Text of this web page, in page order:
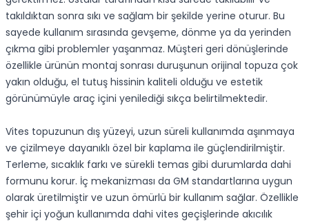
takıldıktan sonra sıkı ve sağlam bir şekilde yerine oturur. Bu
sayede kullanım sırasında gevşeme, dönme ya da yerinden
çıkma gibi problemler yaşanmaz. Müşteri geri dönüşlerinde
özellikle ürünün montaj sonrası duruşunun orijinal topuza çok
yakın olduğu, el tutuş hissinin kaliteli olduğu ve estetik
görünümüyle araç içini yenilediği sıkça belirtilmektedir.
Vites topuzunun dış yüzeyi, uzun süreli kullanımda aşınmaya
ve çizilmeye dayanıklı özel bir kaplama ile güçlendirilmiştir.
Terleme, sıcaklık farkı ve sürekli temas gibi durumlarda dahi
formunu korur. İç mekanizması da GM standartlarına uygun
olarak üretilmiştir ve uzun ömürlü bir kullanım sağlar. Özellikle
şehir içi yoğun kullanımda dahi vites geçişlerinde akıcılık